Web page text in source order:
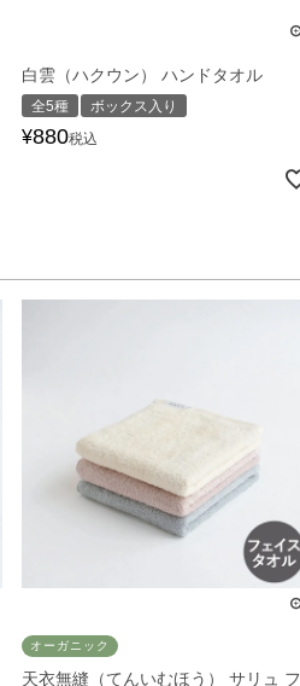
白雲（ハクウン） ハンドタオル
全5種 ボックス入り
¥880税込
オーガニック
天衣無縫（てんいむほう） サリュ フ